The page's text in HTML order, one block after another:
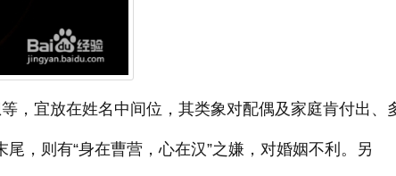
，宜放在姓名中间位，其类象对配偶及家庭肯付出、
，则有“身在曹营，心在汉”之嫌，对婚姻不利。另